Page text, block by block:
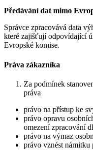
Předávání dat mimo
Správce zpracovává data
které zajišťují odpovídající
Evropské komise.
Práva zákazníka
Za podmínek
práva
právo na přístup ke
právo opravu
omezení zpracování
právo na výmaz
právo vznést